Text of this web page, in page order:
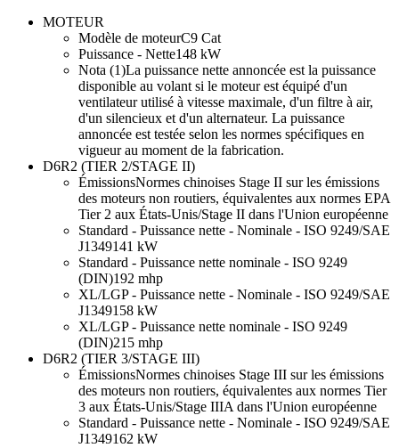
MOTEUR
Modèle de moteurC9 Cat
Puissance - Nette148 kW
Nota (1)La puissance nette annoncée est la puissance
disponible au volant si le moteur est équipé d'un
ventilateur utilisé à vitesse maximale, d'un filtre à air,
d'un silencieux et d'un alternateur. La puissance
annoncée est testée selon les normes spécifiques en
vigueur au moment de la fabrication.
D6R2 (TIER 2/STAGE II)
ÉmissionsNormes chinoises Stage II sur les émissions
des moteurs non routiers, équivalentes aux normes EPA
Tier 2 aux États-Unis/Stage II dans l'Union européenne
Standard - Puissance nette - Nominale - ISO 9249/SAE
J1349141 kW
Standard - Puissance nette nominale - ISO 9249
(DIN)192 mhp
XL/LGP - Puissance nette - Nominale - ISO 9249/SAE
J1349158 kW
XL/LGP - Puissance nette nominale - ISO 9249
(DIN)215 mhp
D6R2 (TIER 3/STAGE III)
ÉmissionsNormes chinoises Stage III sur les émissions
des moteurs non routiers, équivalentes aux normes Tier
3 aux États-Unis/Stage IIIA dans l'Union européenne
Standard - Puissance nette - Nominale - ISO 9249/SAE
J1349162 kW